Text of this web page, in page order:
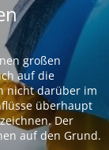
großen
auf die
nicht darüber im
überhaupt
Der
auf den Grund.